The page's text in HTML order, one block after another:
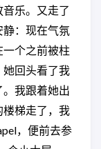
乐。又走了
静：现在气氛
个之前被柱
回头看了我
我跟着她出
楼梯走了，我
，便前去参